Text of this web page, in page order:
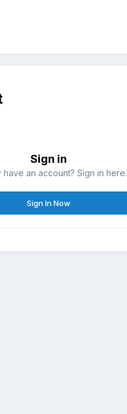
Sign in
have an account? Sign in here.
Sign In Now